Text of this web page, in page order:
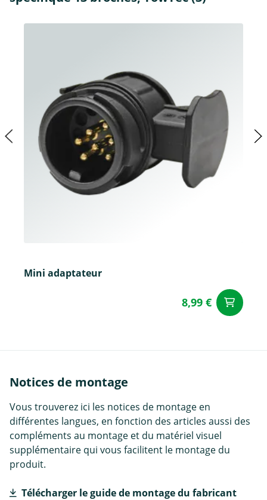
Mini adaptateur
8,99 €
Notices de montage
Vous trouverez ici les notices de montage en
différentes langues, en fonction des articles aussi des
compléments au montage et du matériel visuel
supplémentaire qui vous facilitent le montage du
produit.
Télécharger le guide de montage du fabricant